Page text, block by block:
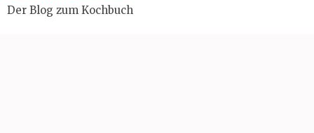
Der Blog zum Kochbuch